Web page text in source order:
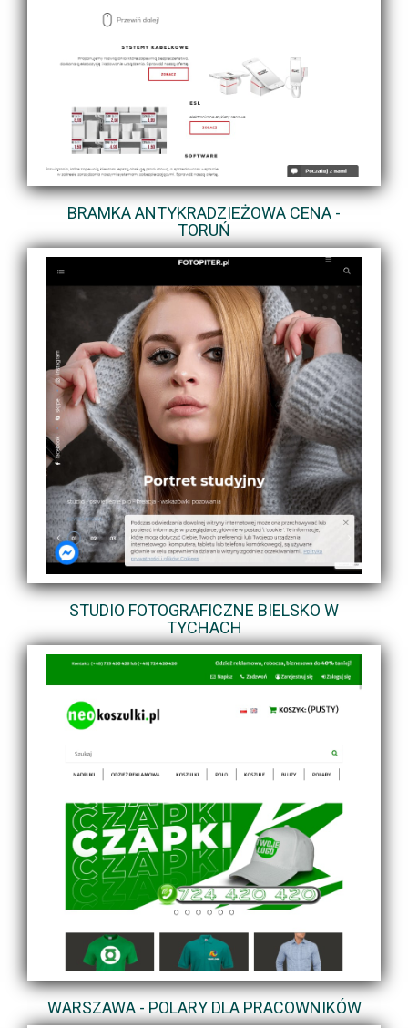
BRAMKA ANTYKRADZIEŻOWA CENA -
TORUŃ
STUDIO FOTOGRAFICZNE BIELSKO W
TYCHACH
WARSZAWA - POLARY DLA PRACOWNIKÓW